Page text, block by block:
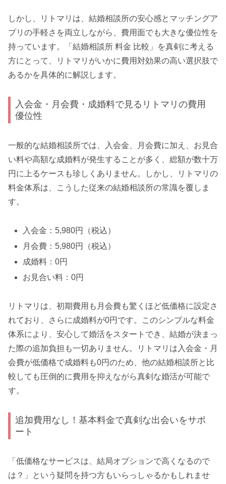
しかし、リトマリは、結婚相談所の安心感とマッチングア
プリの手軽さを両立しながら、費用面でも大きな優位性を
持っています。「結婚相談所 料金 比較」を真剣に考える
方にとって、リトマリがいかに費用対効果の高い選択肢で
あるかを具体的に解説します。
入会金・月会費・成婚料で見るリトマリの費用
優位性
一般的な結婚相談所では、入会金、月会費に加え、お見合
い料や高額な成婚料が発生することが多く、総額が数十万
円に上るケースも珍しくありません。しかし、リトマリの
料金体系は、こうした従来の結婚相談所の常識を覆しま
す。
入会金：5,980円（税込）
月会費：5,980円（税込）
成婚料：0円
お見合い料：0円
リトマリは、初期費用も月会費も驚くほど低価格に設定さ
れており、さらに成婚料が0円です。このシンプルな料金
体系により、安心して婚活をスタートでき、結婚が決まっ
た際の追加負担も一切ありません。
リトマリは入会金・月
会費が低価格で成婚料も0円のため、他の結婚相談所と比
較しても圧倒的に費用を抑えながら真剣な婚活が可能で
す。
追加費用なし！基本料金で真剣な出会いをサポ
ート
「低価格なサービスは、結局オプションで高くなるので
は？」という疑問を持つ方もいらっしゃるかもしれませ